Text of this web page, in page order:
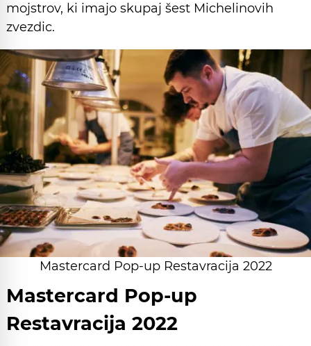
mojstrov, ki imajo skupaj šest Michelinovih
zvezdic.
Mastercard Pop-up Restavracija 2022
Mastercard Pop-up
Restavracija 2022